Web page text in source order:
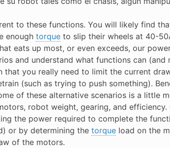
to these functions. You will likely find
enough torqueto slip their wheels at 40-
eats up most, or even exceeds, our
and understand what functions can (and
that you really need to limit the current
(such as trying to push something).
of these alternative scenarios is a little
robot weight, gearing, and
the power required to complete the
or by determining the torqueload on the
of the motors.